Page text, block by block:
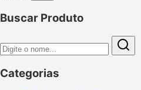
Buscar Produto
Categorias